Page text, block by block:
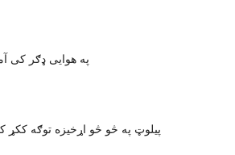
په هوایی ډګر کی
پیلوټ په څو څو اړخیزه توګه ککړ